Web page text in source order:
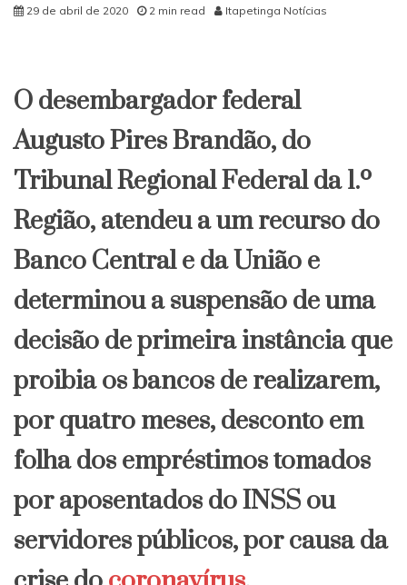
29 de abril de 2020 2 min read Itapetinga Notícias
O desembargador federal
Augusto Pires Brandão, do
Tribunal Regional Federal da 1.º
Região, atendeu a um recurso do
Banco Central e da União e
determinou a suspensão de uma
decisão de primeira instância que
proibia os bancos de realizarem,
por quatro meses, desconto em
folha dos empréstimos tomados
por aposentados do INSS ou
servidores públicos, por causa da